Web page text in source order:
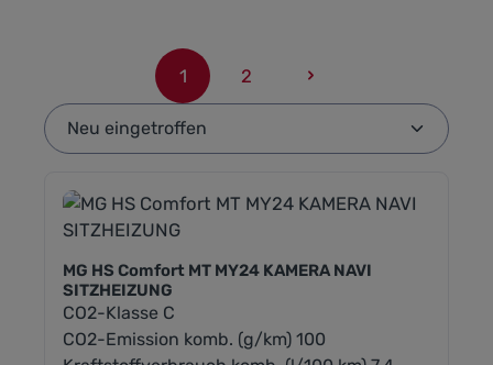
Seite
1
Seite
2
MG HS Comfort MT MY24 KAMERA NAVI
SITZHEIZUNG
CO2-Klasse C
CO2-Emission komb. (g/km) 100